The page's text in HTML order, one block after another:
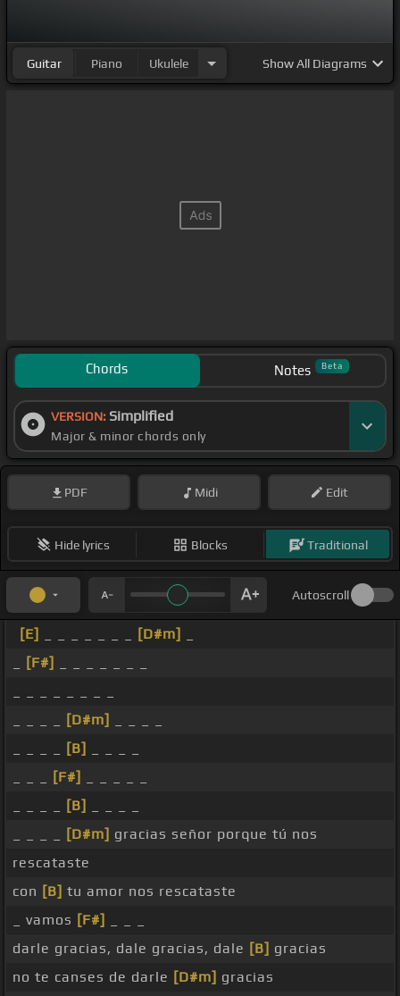
Guitar Piano Ukulele ShowAll Diagrams
Chords Notes Beta
VERSION: Simplified
Major & minor chords only
PDF Midi Edit
Hide lyrics Blocks Traditional
Autoscroll
[E] [D#m]
[F#]
[D#m]
[B]
[F#]
[B]
[D#m] gracias señor porque tú nos
rescataste
con [B] tu amor nos rescataste
_ vamos [F#]
darle gracias, dale gracias, dale [B] gracias
no te canses de darle [D#m] gracias